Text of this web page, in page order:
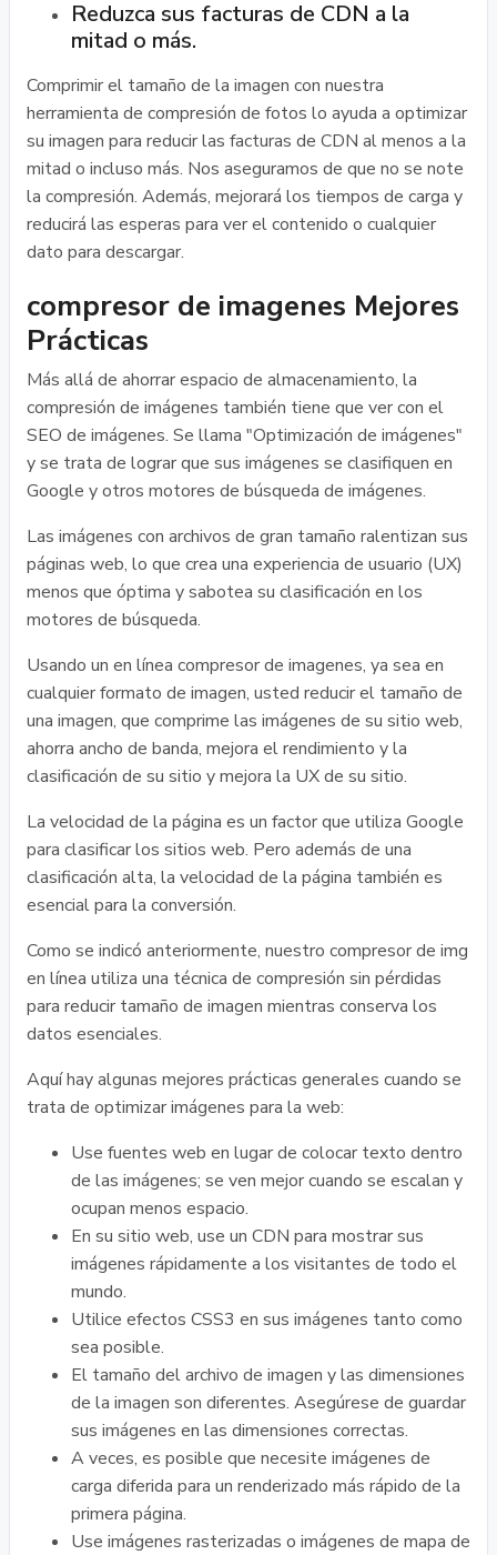
Reduzca sus facturas de CDN a la
mitad o más.
Comprimir el tamaño de la imagen con nuestra
herramienta de compresión de fotos lo ayuda a optimizar
su imagen para reducir las facturas de CDN al menos a la
mitad o incluso más. Nos aseguramos de que no se note
la compresión. Además, mejorará los tiempos de carga y
reducirá las esperas para ver el contenido o cualquier
dato para descargar.
compresor de imagenes Mejores
Prácticas
Más allá de ahorrar espacio de almacenamiento, la
compresión de imágenes también tiene que ver con el
SEO de imágenes. Se llama "Optimización de imágenes"
y se trata de lograr que sus imágenes se clasifiquen en
Google y otros motores de búsqueda de imágenes.
Las imágenes con archivos de gran tamaño ralentizan sus
páginas web, lo que crea una experiencia de usuario (UX)
menos que óptima y sabotea su clasificación en los
motores de búsqueda.
Usando un en línea compresor de imagenes, ya sea en
cualquier formato de imagen, usted reducir el tamaño de
una imagen, que comprime las imágenes de su sitio web,
ahorra ancho de banda, mejora el rendimiento y la
clasificación de su sitio y mejora la UX de su sitio.
La velocidad de la página es un factor que utiliza Google
para clasificar los sitios web. Pero además de una
clasificación alta, la velocidad de la página también es
esencial para la conversión.
Como se indicó anteriormente, nuestro compresor de img
en línea utiliza una técnica de compresión sin pérdidas
para reducir tamaño de imagen mientras conserva los
datos esenciales.
Aquí hay algunas mejores prácticas generales cuando se
trata de optimizar imágenes para la web:
Use fuentes web en lugar de colocar texto dentro
de las imágenes; se ven mejor cuando se escalan y
ocupan menos espacio.
En su sitio web, use un CDN para mostrar sus
imágenes rápidamente a los visitantes de todo el
mundo.
Utilice efectos CSS3 en sus imágenes tanto como
sea posible.
El tamaño del archivo de imagen y las dimensiones
de la imagen son diferentes. Asegúrese de guardar
sus imágenes en las dimensiones correctas.
A veces, es posible que necesite imágenes de
carga diferida para un renderizado más rápido de la
primera página.
Use imágenes rasterizadas o imágenes de mapa de